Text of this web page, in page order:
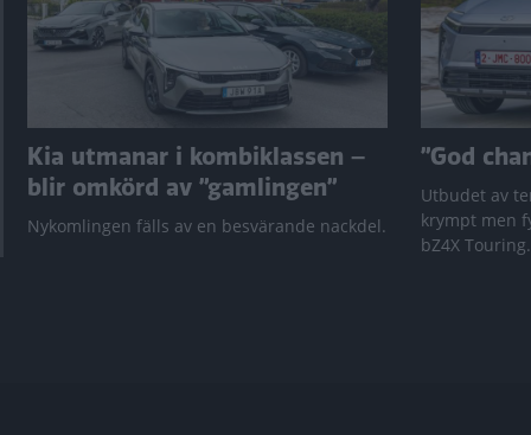
Kia utmanar i kombiklassen –
blir omkörd av ”gamlingen”
Nykomlingen fälls av en besvärande nackdel.
”God
Utbudet av
krympt men
bZ4X